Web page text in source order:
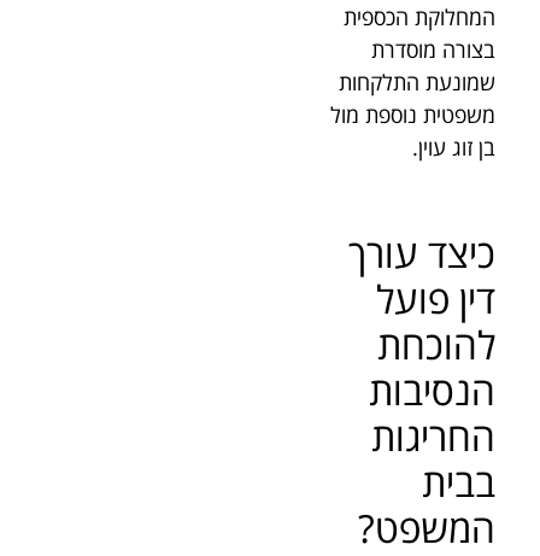
המחלוקת הכספית
בצורה מוסדרת
שמונעת התלקחות
משפטית נוספת מול
בן זוג עוין.
כיצד עורך
דין פועל
להוכחת
הנסיבות
החריגות
בבית
המשפט?